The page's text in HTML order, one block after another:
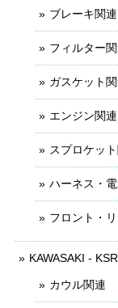
ブレーキ関連
フィルター
ガスケット
エンジン関連
スプロケッ
ハーネス・
フロント・
KAWASAKI -
カウル関連